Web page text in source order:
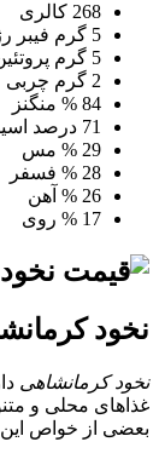
268 کالری
5 گرم فیبر رژیمی
5 گرم پروتئین
2 گرم چربی
84 % منگنز
71 درصد اسید فولیک
29 % مس
28 % فسفر
26 % آهن
17 % روی
نخود
نخود کرمانشاهی
غذاهای محلی و
بعضی از خواص این